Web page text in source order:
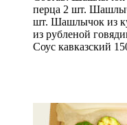
перца 2 шт.
шт. Шашлычок из
из рубленой
Соус кавказский